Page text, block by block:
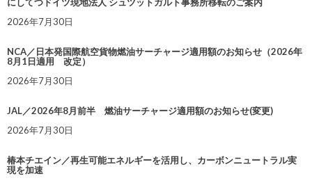
にしてつドイツ現地法人 シュツットガルト事務所移転のご案内
2026年7月30日
NCA／日本発国際航空貨物燃油サーチャージ適用額のお知らせ（2026年
8月1日適用 改定）
2026年7月30日
JAL／2026年8月前半 燃油サーチャージ適用額のお知らせ(変更)
2026年7月30日
椿本チエイン／再生可能エネルギーを活用し、カーボンニュートラル実
現を加速